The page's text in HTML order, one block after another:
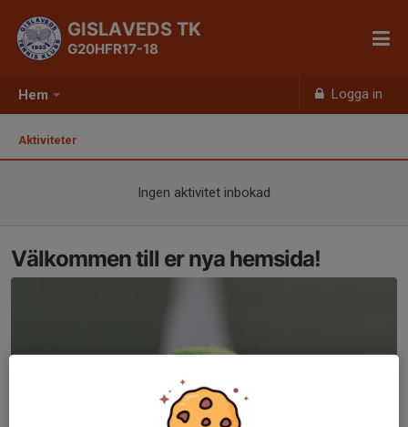
Hem Logga in
GISLAVEDS TK
G20HFR17-18
Aktiviteter
Ingen aktivitet inbokad
Välkommen till er nya hemsida!